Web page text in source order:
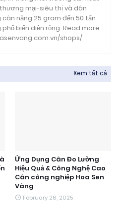
mại-siêu thị và dân
nặng 25 gram đến 50 tấn
biến diện rộng. Read more
shops/
Xem tất cả
Ứng Dụng Cân Đo Lường
Hiệu Quả & Công Nghệ Cao
Cân công nghiệp Hoa Sen
Vàng
February 26, 2025